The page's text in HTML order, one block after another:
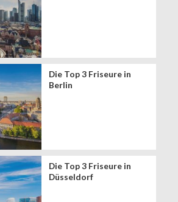
Die Top 3 Friseure in
Berlin
Die Top 3 Friseure in
Düsseldorf